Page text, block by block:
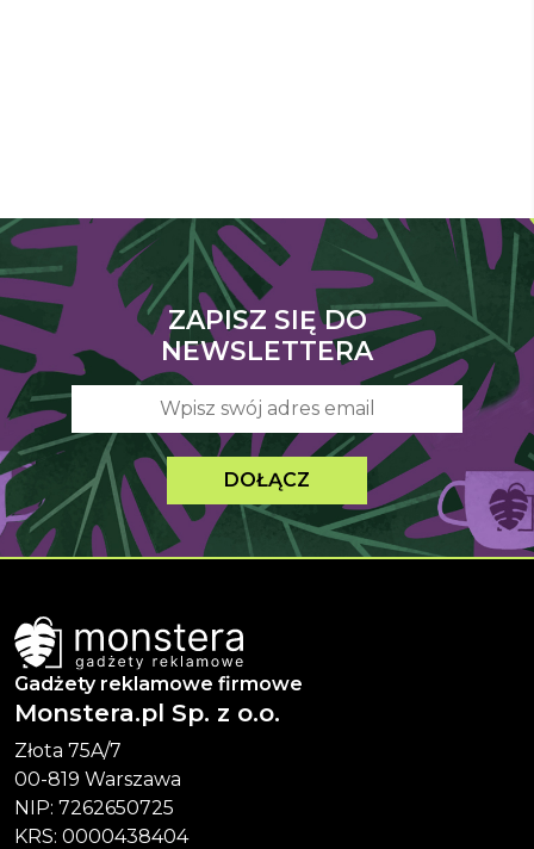
ZAPISZ SIĘ DO
NEWSLETTERA
DOŁĄCZ
Gadżety reklamowe firmowe
Monstera.pl Sp. z o.o.
Złota 75A/7
00-819 Warszawa
NIP: 7262650725
KRS: 0000438404